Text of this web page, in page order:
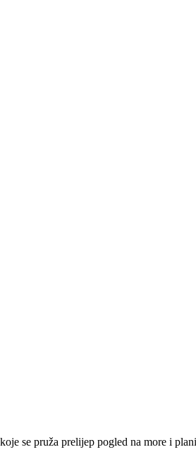
se pruža prelijep pogled na more i